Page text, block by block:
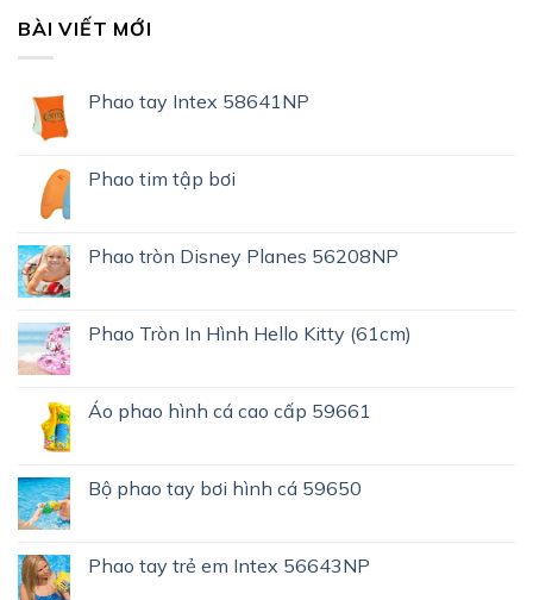
BÀI VIẾT MỚI
Phao tay Intex 58641NP
Phao tim tập bơi
Phao tròn Disney Planes 56208NP
Phao Tròn In Hình Hello Kitty (61cm)
Áo phao hình cá cao cấp 59661
Bộ phao tay bơi hình cá 59650
Phao tay trẻ em Intex 56643NP